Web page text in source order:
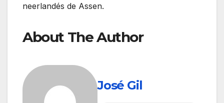
neerlandés de Assen.
About The Author
José Gil